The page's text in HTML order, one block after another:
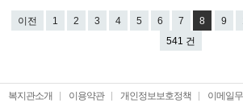
이전 1 2 3 4 5 6 7 8 9
541 건
복지관소개 이용약관 개인정보보호정책 이메일